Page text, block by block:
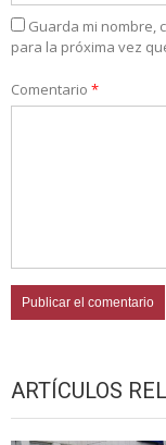
Guarda mi nombre,
para la próxima vez
Comentario *
ARTÍCULOS